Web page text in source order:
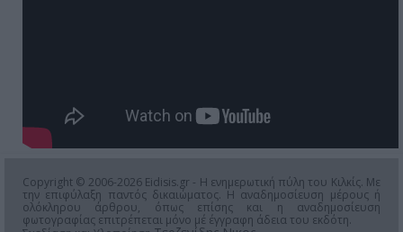
Copyright © 2006-2026 Eidisis.gr - Η ενημερωτική πύλη του Κιλκίς. Με
την επιφύλαξη παντός δικαιώματος. Η αναδημοσίευση μέρους ή
ολόκληρου άρθρου, όπως επίσης και η αναδημοσίευση
φωτογραφίας επιτρέπεται μόνο μέ έγγραφη άδεια του εκδότη.